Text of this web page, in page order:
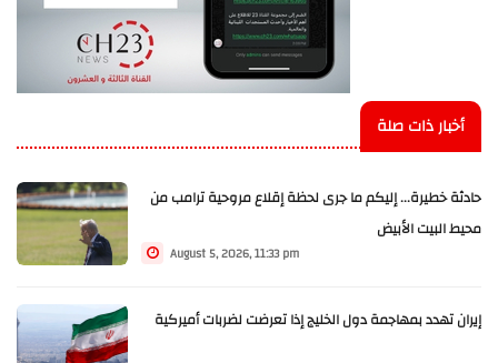
أخبار ذات صلة
حادثة خطيرة... إليكم ما جرى لحظة إقلاع مروحية ترامب من
محيط البيت الأبيض
August 5, 2026, 11:33 pm
إيران تهدد بمهاجمة دول الخليج إذا تعرضت لضربات أميركية